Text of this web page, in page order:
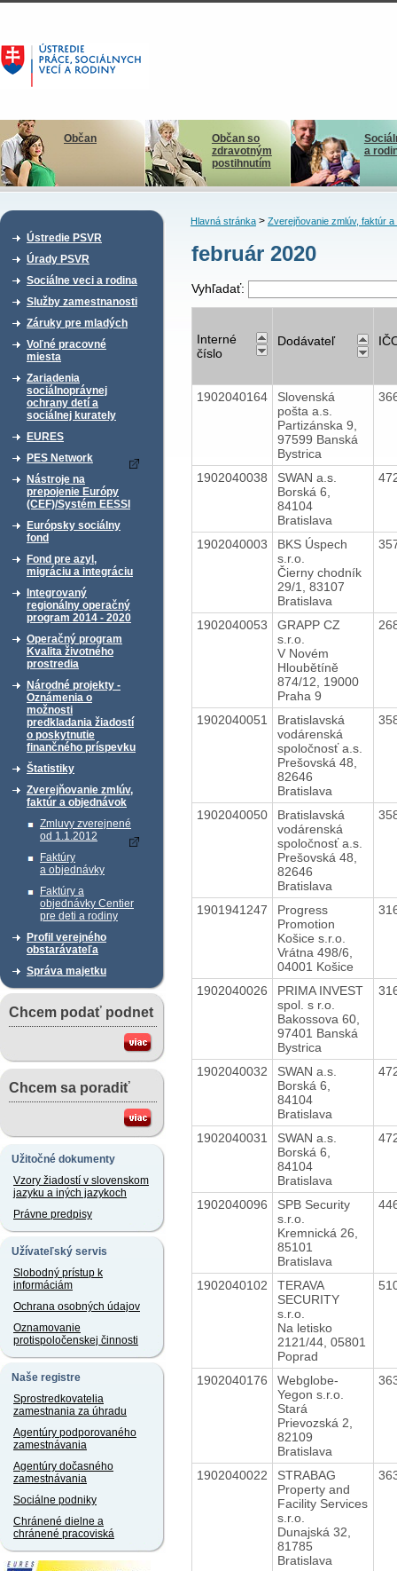
Občan
Občan so
zdravotným
postihnutím
a
Ústredie PSVR
Úrady PSVR
Sociálne veci a rodina
Služby zamestnanosti
Záruky pre mladých
Voľné pracovné
miesta
Zariadenia
sociálnoprávnej
ochrany detí a
sociálnej kurately
EURES
PES Network
Nástroje na
prepojenie Európy
(CEF)/Systém EESSI
Európsky sociálny
fond
Fond pre azyl,
migráciu a integráciu
Integrovaný
regionálny operačný
program 2014 - 2020
Operačný program
Kvalita životného
prostredia
Národné projekty -
Oznámenia o
možnosti
predkladania žiadostí
o poskytnutie
finančného príspevku
Štatistiky
Zverejňovanie zmlúv,
faktúr a objednávok
Zmluvy zverejnené
od 1.1.2012
Faktúry
a objednávky
Faktúry a
objednávky Centier
pre deti a rodiny
Profil verejného
obstarávateľa
Správa majetku
Chcem podať podnet
Chcem sa poradiť
Užitočné dokumenty
Vzory žiadostí v slovenskom
jazyku a iných jazykoch
Právne predpisy
Užívateľský servis
Slobodný prístup k
informáciám
Ochrana osobných údajov
Oznamovanie
protispoločenskej činnosti
Naše registre
Sprostredkovatelia
zamestnania za úhradu
Agentúry podporovaného
zamestnávania
Agentúry dočasného
zamestnávania
Sociálne podniky
Chránené dielne a
chránené pracoviská
Hlavná stránka> Zverejňovanie zmlúv, faktúr a
február 2020
Vyhľadať:
Interné
číslo
Dodávateľ
1902040164
Slovenská
pošta a.s.
Partizánska 9,
97599 Banská
Bystrica
1902040038
SWAN a.s.
Borská 6,
84104
Bratislava
1902040003
BKS Úspech
s.r.o.
Čierny chodník
29/1, 83107
Bratislava
1902040053
GRAPP CZ
s.r.o.
V Novém
Hloubětíně
874/12, 19000
Praha 9
1902040051
Bratislavská
vodárenská
spoločnosť a.s.
Prešovská 48,
82646
Bratislava
1902040050
Bratislavská
vodárenská
spoločnosť a.s.
Prešovská 48,
82646
Bratislava
1901941247
Progress
Promotion
Košice s.r.o.
Vrátna 498/6,
04001 Košice
1902040026
PRIMA INVEST
spol. s r.o.
Bakossova 60,
97401 Banská
Bystrica
1902040032
SWAN a.s.
Borská 6,
84104
Bratislava
1902040031
SWAN a.s.
Borská 6,
84104
Bratislava
1902040096
SPB Security
s.r.o.
Kremnická 26,
85101
Bratislava
1902040102
TERAVA
SECURITY
s.r.o.
Na letisko
2121/44, 05801
Poprad
1902040176
Webglobe-
Yegon s.r.o.
Stará
Prievozská 2,
82109
Bratislava
1902040022
STRABAG
Property and
Facility Services
s.r.o.
Dunajská 32,
81785
Bratislava